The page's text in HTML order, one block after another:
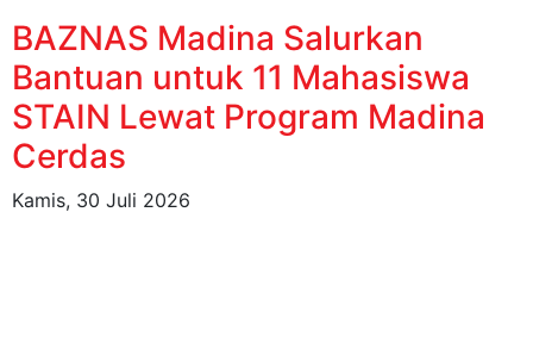
BAZNAS Madina Salurkan
Bantuan untuk 11 Mahasiswa
STAIN Lewat Program Madina
Cerdas
Kamis, 30 Juli 2026